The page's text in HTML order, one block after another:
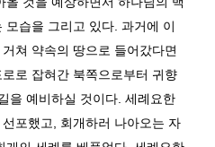
모습을 그리고 있다 과거에 이
쳐 약속의 땅으로 들어갔다면
로 잡혀간 북쪽으로부터 귀향
을 예비하실 것이다 세례요한
포했고
회개하러 나아오는 자